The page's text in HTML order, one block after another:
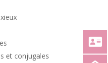
et conjugales